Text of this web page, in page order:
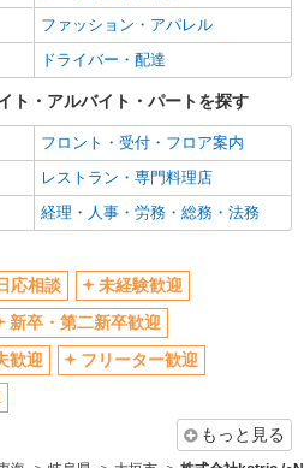
ファッション・アパレル
ドライバー・配達
ト・アルバイト・パートを探す
フロント・受付・フロア案内
レストラン・専門料理店
経理・人事・労務・総務・法務
応相談
未経験歓迎
新卒・第二新卒歓迎
歓迎
フリーター歓迎
もっと見る